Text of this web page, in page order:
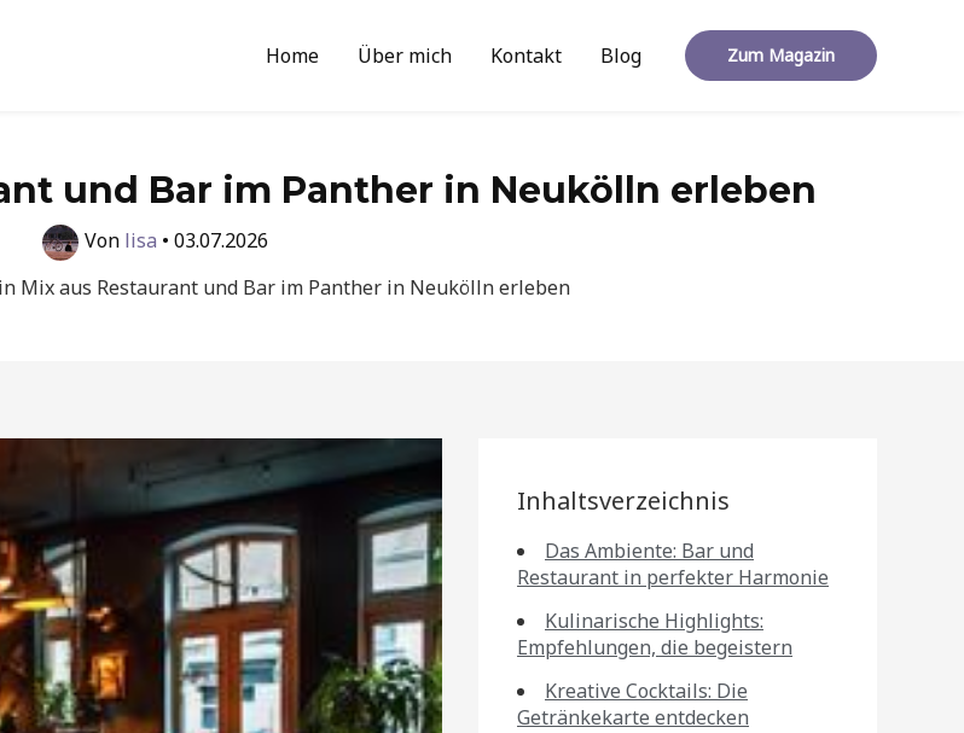
Home Über mich Kontakt Blog Zum Magazin
und Bar im Panther in Neukölln erleben
Von lisa • 03.07.2026
Mix aus Restaurant und Bar im Panther in Neukölln erleben
Inhaltsverzeichnis
Das Ambiente: Bar und
Restaurant in perfekter Harmonie
Kulinarische Highlights:
Empfehlungen, die begeistern
Kreative Cocktails: Die
Getränkekarte entdecken